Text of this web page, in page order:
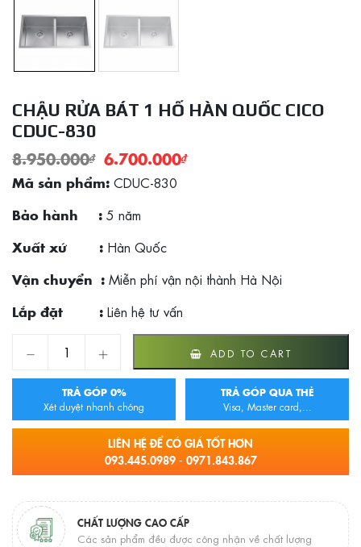
CHẬU RỬA BÁT 1 HỐ HÀN QUỐC CICO
CDUC-830
8.950.000₫ 6.700.000₫
Mã sản phẩm: CDUC-830
Bảo hành : 5 năm
Xuất xứ : Hàn Quốc
Vận chuyển : Miễn phí vận nội thành Hà Nội
Lắp đặt : Liên hệ tư vấn
Chậu rửa bát 1 hố Hàn Quốc CICO CDUC-830 quantity
ADD TO CART
TRẢ GÓP 0%
Xét duyệt nhanh chóng
TRẢ GÓP QUA THẺ
Visa, Master card,...
LIÊN HỆ ĐỂ CÓ GIÁ TỐT HƠN
093.445.0989 - 0971.843.867
CHẤT LƯỢNG CAO CẤP
Các sản phẩm đều được công nhận về chất lượng